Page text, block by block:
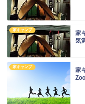
家キャンプ
家
気
家キャンプ
家